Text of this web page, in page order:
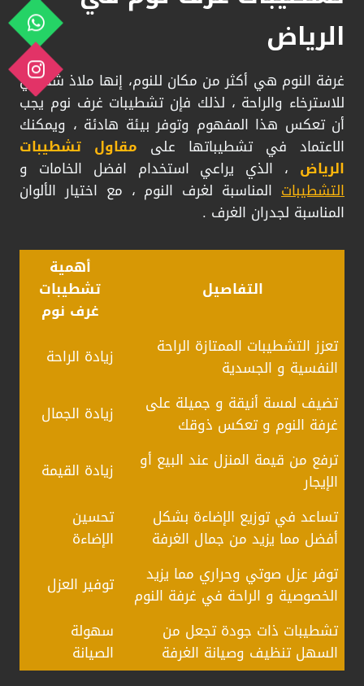
الرياض
غرفة النوم هي أكثر من مكان للنوم، إنها ملاذ شخصي
للاسترخاء والراحة ، لذلك فإن تشطيبات غرف نوم يجب
أن تعكس هذا المفهوم وتوفر بيئة هادئة ، ويمكنك
الاعتماد في تشطيباتها على مقاول تشطيبات
الرياض ، الذي يراعي استخدام افضل الخامات و
التشطيبات المناسبة لغرف النوم ، مع اختيار الألوان
المناسبة لجدران الغرف .
التفاصيل
أهمية
تشطيبات
غرف نوم
تعزز التشطيبات الممتازة الراحة
النفسية و الجسدية
زيادة الراحة
تضيف لمسة أنيقة و جميلة على
غرفة النوم و تعكس ذوقك
زيادة الجمال
ترفع من قيمة المنزل عند البيع أو
الإيجار
زيادة القيمة
تساعد في توزيع الإضاءة بشكل
أفضل مما يزيد من جمال الغرفة
تحسين
الإضاءة
توفر عزل صوتي وحراري مما يزيد
الخصوصية و الراحة في غرفة النوم
توفير العزل
تشطيبات ذات جودة تجعل من
السهل تنظيف وصيانة الغرفة
سهولة
الصيانة